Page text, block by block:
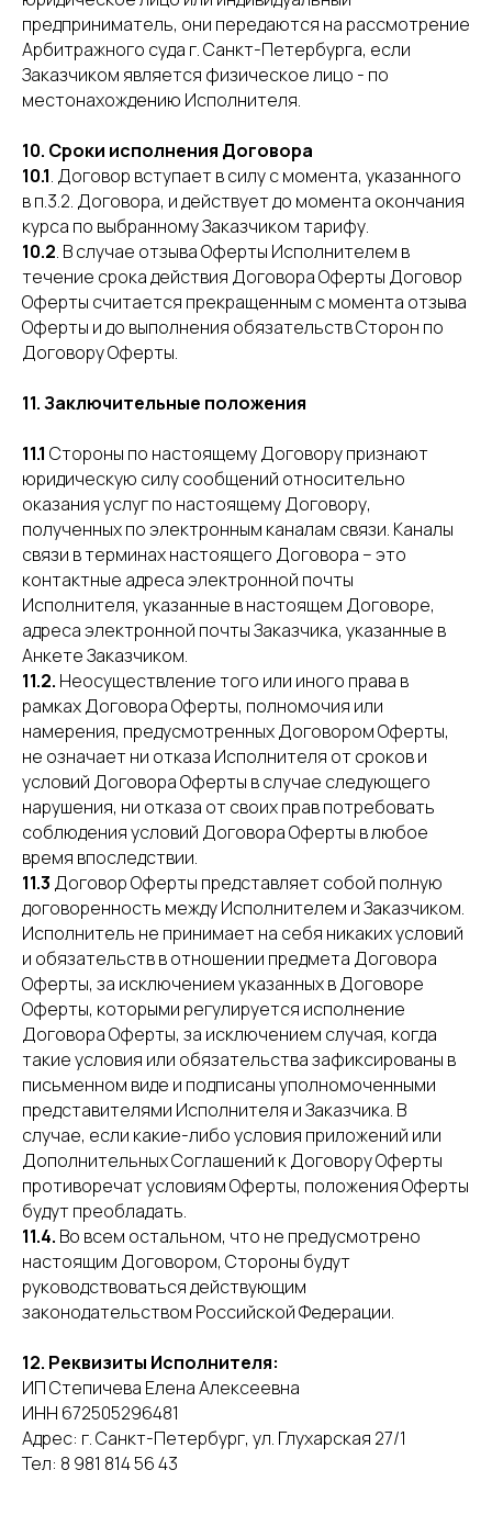
предприниматель, они передаются на рассмотрение
Арбитражного суда г. Санкт-Петербурга, если
Заказчиком является физическое лицо - по
местонахождению Исполнителя.
10. Сроки исполнения Договора
10.1. Договор вступает в силу с момента, указанного
в п.3.2. Договора, и действует до момента окончания
курса по выбранному Заказчиком тарифу.
10.2. В случае отзыва Оферты Исполнителем в
течение срока действия Договора Оферты Договор
Оферты считается прекращенным с момента отзыва
Оферты и до выполнения обязательств Сторон по
Договору Оферты.
11. Заключительные положения
11.1 Стороны по настоящему Договору признают
юридическую силу сообщений относительно
оказания услуг по настоящему Договору,
полученных по электронным каналам связи. Каналы
связи в терминах настоящего Договора – это
контактные адреса электронной почты
Исполнителя, указанные в настоящем Договоре,
адреса электронной почты Заказчика, указанные в
Анкете Заказчиком.
11.2. Неосуществление того или иного права в
рамках Договора Оферты, полномочия или
намерения, предусмотренных Договором Оферты,
не означает ни отказа Исполнителя от сроков и
условий Договора Оферты в случае следующего
нарушения, ни отказа от своих прав потребовать
соблюдения условий Договора Оферты в любое
время впоследствии.
11.3 Договор Оферты представляет собой полную
договоренность между Исполнителем и Заказчиком.
Исполнитель не принимает на себя никаких условий
и обязательств в отношении предмета Договора
Оферты, за исключением указанных в Договоре
Оферты, которыми регулируется исполнение
Договора Оферты, за исключением случая, когда
такие условия или обязательства зафиксированы в
письменном виде и подписаны уполномоченными
представителями Исполнителя и Заказчика. В
случае, если какие-либо условия приложений или
Дополнительных Соглашений к Договору Оферты
противоречат условиям Оферты, положения Оферты
будут преобладать.
11.4. Во всем остальном, что не предусмотрено
настоящим Договором, Стороны будут
руководствоваться действующим
законодательством Российской Федерации.
12. Реквизиты Исполнителя:
ИП Степичева Елена Алексеевна
ИНН 672505296481
Адрес: г. Санкт-Петербург, ул. Глухарская 27/1
Тел: 8 981 814 56 43